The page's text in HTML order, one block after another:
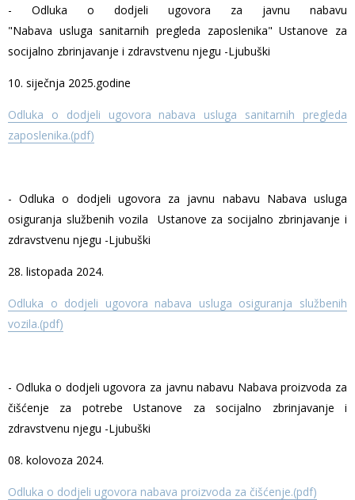
- Odluka o dodjeli ugovora za javnu nabavu
"Nabava usluga sanitarnih pregleda zaposlenika" Ustanove za
socijalno zbrinjavanje i zdravstvenu njegu -Ljubuški
10. siječnja 2025.godine
Odluka o dodjeli ugovora nabava usluga sanitarnih pregleda
zaposlenika.(pdf)
- Odluka o dodjeli ugovora za javnu nabavu Nabava usluga
osiguranja službenih vozila Ustanove za socijalno zbrinjavanje i
zdravstvenu njegu -Ljubuški
28. listopada 2024.
Odluka o dodjeli ugovora nabava usluga osiguranja službenih
vozila.(pdf)
- Odluka o dodjeli ugovora za javnu nabavu Nabava proizvoda za
čišćenje za potrebe Ustanove za socijalno zbrinjavanje i
zdravstvenu njegu -Ljubuški
08. kolovoza 2024.
Odluka o dodjeli ugovora nabava proizvoda za čišćenje.(pdf)